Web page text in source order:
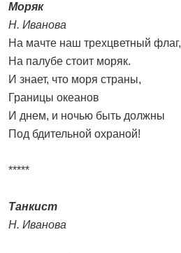
Моряк
Н. Иванова
На мачте наш трехцветный флаг,
На палубе стоит моряк.
И знает, что моря страны,
Границы океанов
И днем, и ночью быть должны
Под бдительной охраной!
*****
Танкист
Н. Иванова